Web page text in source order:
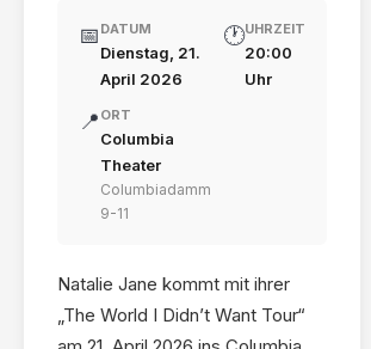
📅 DATUM
Dienstag, 21.
April 2026
🕐UHRZEIT
20:00
Uhr
📍 ORT
Columbia
Theater
Columbiadamm
9-11
Natalie Jane kommt mit ihrer
„The World I Didn’t Want Tour“